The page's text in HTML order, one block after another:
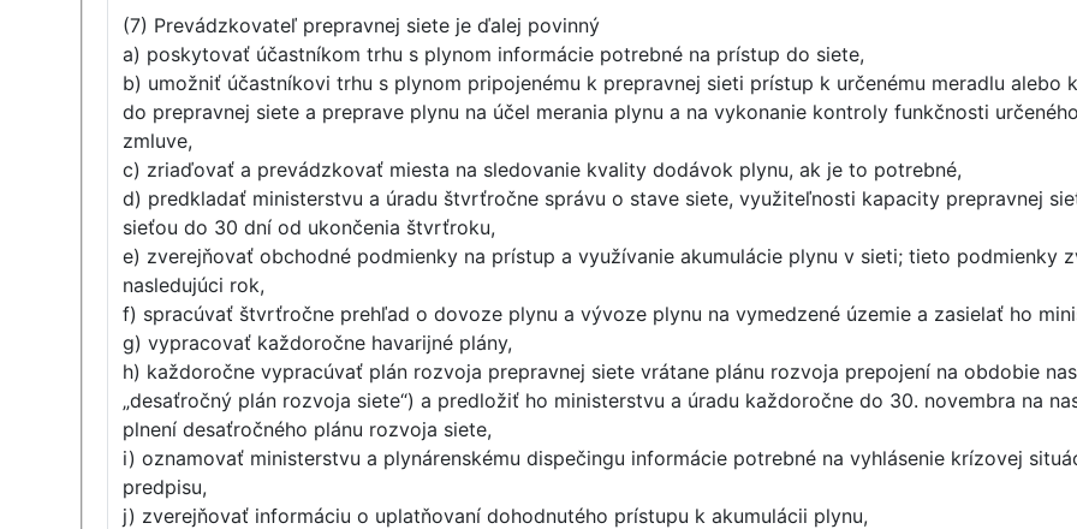
(7) Prevádzkovateľ prepravnej siete je ďalej povinný
a) poskytovať účastníkom trhu s plynom informácie potrebné na prístup do siete,
b) umožniť účastníkovi trhu s plynom pripojenému k prepravnej sieti prístup k určenému meradlu alebo
do prepravnej siete a preprave plynu na účel merania plynu a na vykonanie kontroly funkčnosti
zmluve,
c) zriaďovať a prevádzkovať miesta na sledovanie kvality dodávok plynu, ak je to potrebné,
d) predkladať ministerstvu a úradu štvrťročne správu o stave siete, využiteľnosti kapacity prepravnej
sieťou do 30 dní od ukončenia štvrťroku,
e) zverejňovať obchodné podmienky na prístup a využívanie akumulácie plynu v sieti; tieto podmienky
nasledujúci rok,
f) spracúvať štvrťročne prehľad o dovoze plynu a vývoze plynu na vymedzené územie a zasielať ho
g) vypracovať každoročne havarijné plány,
h) každoročne vypracúvať plán rozvoja prepravnej siete vrátane plánu rozvoja prepojení na obdobie
„desaťročný plán rozvoja siete“) a predložiť ho ministerstvu a úradu každoročne do 30. novembra na
plnení desaťročného plánu rozvoja siete,
i) oznamovať ministerstvu a plynárenskému dispečingu informácie potrebné na vyhlásenie krízovej
predpisu,
j) zverejňovať informáciu o uplatňovaní dohodnutého prístupu k akumulácii plynu,